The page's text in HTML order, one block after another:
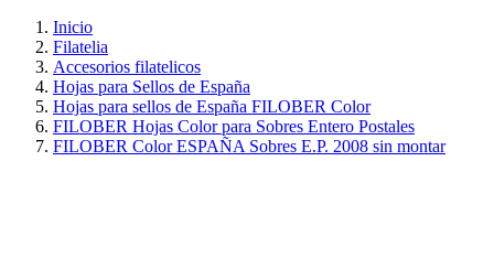
Inicio
Filatelia
Accesorios filatelicos
Hojas para Sellos de España
Hojas para sellos de España FILOBER Color
FILOBER Hojas Color para Sobres Entero Postales
FILOBER Color ESPAÑA Sobres E.P. 2008 sin montar